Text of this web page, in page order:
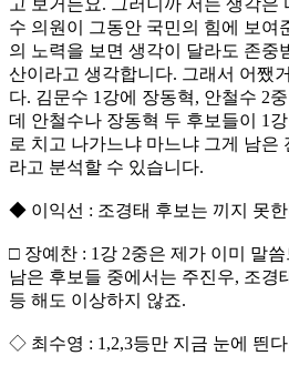
고 보거든요. 그러니까 저는 생각은
수 의원이 그동안 국민의 힘에 보여
의 노력을 보면 생각이 달라도 존중
산이라고 생각합니다. 그래서 어쨌
다. 김문수 1강에 장동혁, 안철수 2
데 안철수나 장동혁 두 후보들이 1
로 치고 나가느냐 마느냐 그게 남은
라고 분석할 수 있습니다.
◆ 이익선 : 조경태 후보는 끼지 못한
□ 장예찬 : 1강 2중은 제가 이미 말
남은 후보들 중에서는 주진우, 조경
등 해도 이상하지 않죠.
◇ 최수영 : 1,2,3등만 지금 눈에 띈